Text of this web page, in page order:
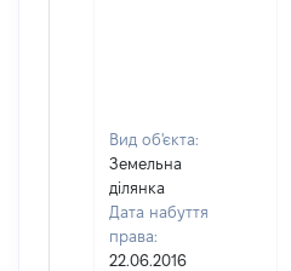
Вид об'єкта:
Земельна
ділянка
Дата набуття
права:
22.06.2016